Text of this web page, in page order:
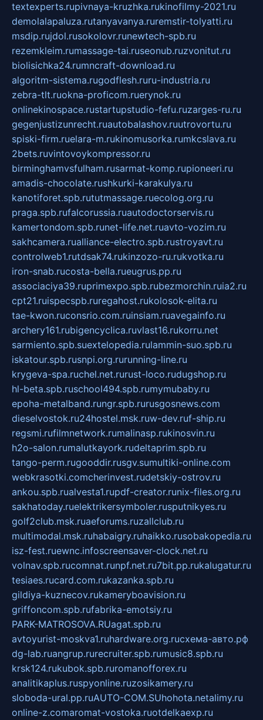
textexperts.rupivnaya-kruzhka.rukinofilmy-2021.ru
demolalapaluza.rutanyavanya.ruremstir-tolyatti.ru
msdip.rujdol.rusokolovr.runewtech-spb.ru
rezemkleim.rumassage-tai.ruseonub.ruzvonitut.ru
biolisichka24.rumncraft-download.ru
algoritm-sistema.rugodflesh.ruru-industria.ru
zebra-tlt.ruokna-proficom.ruerynok.ru
onlinekinospace.rustartupstudio-fefu.ruzarges-ru.ru
gegenjustizunrecht.ruautobalashov.ruutrovortu.ru
spiski-firm.ruelara-m.rukinomusorka.rumkcslava.ru
2bets.ruvintovoykompressor.ru
birminghamvsfulham.rusarmat-komp.rupioneeri.ru
amadis-chocolate.rushkurki-karakulya.ru
kanotiforet.spb.rututmassage.ruecolog.org.ru
praga.spb.rufalcorussia.ruautodoctorservis.ru
kamertondom.spb.runet-life.net.ruavto-vozim.ru
sakhcamera.rualliance-electro.spb.rustroyavt.ru
controlweb1.rutdsak74.rukinzozo-ru.rukvotka.ru
iron-snab.rucosta-bella.rueugrus.pp.ru
associaciya39.ruprimexpo.spb.rubezmorchin.ruia2.ru
cpt21.ruispecspb.ruregahost.rukolosok-elita.ru
tae-kwon.ruconsrio.com.ruinsiam.ruavegainfo.ru
archery161.rubigencyclica.ruvlast16.rukorru.net
sarmiento.spb.suextelopedia.rulammin-suo.spb.ru
iskatour.spb.rusnpi.org.rurunning-line.ru
krygeva-spa.ruchel.net.rurust-loco.rudugshop.ru
hl-beta.spb.ruschool494.spb.rumymubaby.ru
epoha-metalband.rungr.spb.rurusgosnews.com
dieselvostok.ru24hostel.msk.ruw-dev.ruf-ship.ru
regsmi.rufilmnetwork.rumalinasp.rukinosvin.ru
h2o-salon.rumalutkayork.rudeltaprim.spb.ru
tango-perm.rugooddir.rusgv.sumultiki-online.com
webkrasotki.comcherinvest.rudetskiy-ostrov.ru
ankou.spb.rualvesta1.rupdf-creator.runix-files.org.ru
sakhatoday.ruelektrikersymboler.rusputnikyes.ru
golf2club.msk.ruaeforums.ruzallclub.ru
multimodal.msk.ruhabaigry.ruhaikko.rusobakopedia.ru
isz-fest.ruewnc.infoscreensaver-clock.net.ru
volnav.spb.rucomnat.runpf.net.ru7bit.pp.rukalugatur.ru
tesiaes.rucard.com.rukazanka.spb.ru
gildiya-kuznecov.rukameryboavision.ru
griffoncom.spb.rufabrika-emotsiy.ru
PARK-MATROSOVA.RUagat.spb.ru
avtoyurist-moskva1.ruhardware.org.ruсхема-авто.рф
dg-lab.ruangrup.rurecruiter.spb.rumusic8.spb.ru
krsk124.rukubok.spb.ruromanofforex.ru
analitikaplus.ruspyonline.ruzosikamery.ru
sloboda-ural.pp.ruAUTO-COM.SUhohota.netalimy.ru
online-z.comaromat-vostoka.ruotdelkaexp.ru